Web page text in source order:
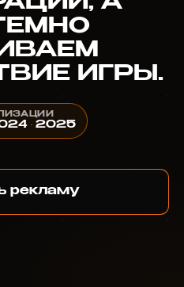
ИГРЫ…
· 2025
рекламу